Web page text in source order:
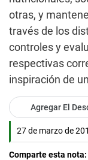
otras, y
través de los
controles y
respectivas
inspiración de
Agregar El
27 de marzo de
Comparte esta nota: